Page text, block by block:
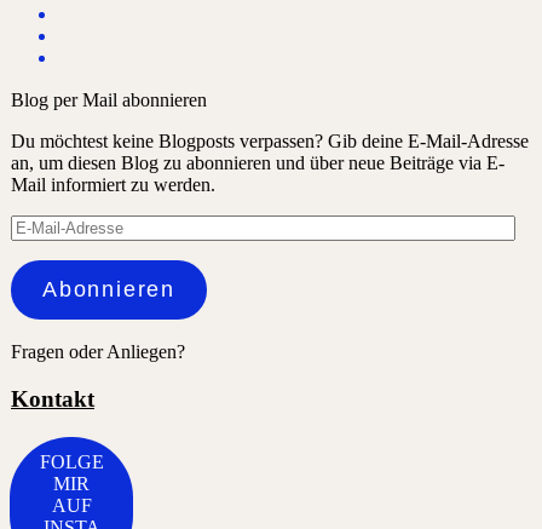
Blog per Mail abonnieren
Du möchtest keine Blogposts verpassen? Gib deine E-Mail-Adresse
an, um diesen Blog zu abonnieren und über neue Beiträge via E-
Mail informiert zu werden.
E-
Mail-
Adresse
Abonnieren
Fragen oder Anliegen?
Kontakt
FOLGE
MIR
AUF